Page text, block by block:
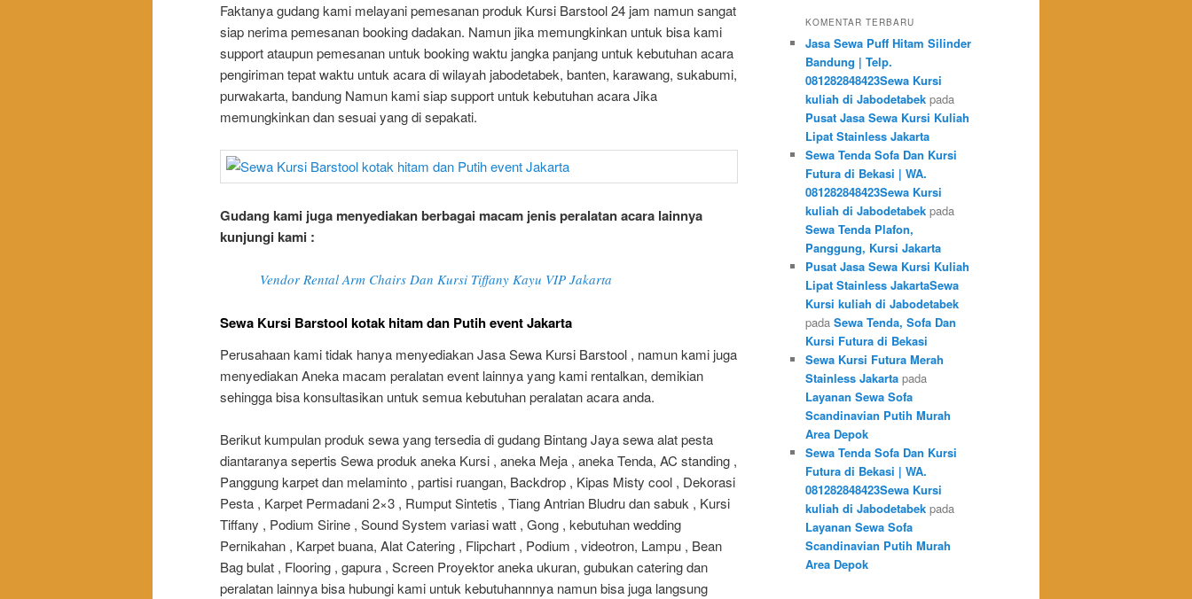
Faktanya gudang kami melayani pemesanan produk Kursi Barstool 24 jam namun sangat
siap nerima pemesanan booking dadakan. Namun jika memungkinkan untuk bisa kami
support ataupun pemesanan untuk booking waktu jangka panjang untuk kebutuhan acara
pengiriman tepat waktu untuk acara di wilayah jabodetabek, banten, karawang, sukabumi,
purwakarta, bandung Namun kami siap support untuk kebutuhan acara Jika
memungkinkan dan sesuai yang di sepakati.
Gudang kami juga menyediakan berbagai macam jenis peralatan acara lainnya
kunjungi kami :
Vendor Rental Arm Chairs Dan Kursi Tiffany Kayu VIP Jakarta
Sewa Kursi Barstool kotak hitam dan Putih event Jakarta
Perusahaan kami tidak hanya menyediakan Jasa Sewa Kursi Barstool , namun kami juga
menyediakan Aneka macam peralatan event lainnya yang kami rentalkan, demikian
sehingga bisa konsultasikan untuk semua kebutuhan peralatan acara anda.
Berikut kumpulan produk sewa yang tersedia di gudang Bintang Jaya sewa alat pesta
diantaranya sepertis Sewa produk aneka Kursi , aneka Meja , aneka Tenda, AC standing ,
Panggung karpet dan melaminto , partisi ruangan, Backdrop , Kipas Misty cool , Dekorasi
Pesta , Karpet Permadani 2×3 , Rumput Sintetis , Tiang Antrian Bludru dan sabuk , Kursi
Tiffany , Podium Sirine , Sound System variasi watt , Gong , kebutuhan wedding
Pernikahan , Karpet buana, Alat Catering , Flipchart , Podium , videotron, Lampu , Bean
Bag bulat , Flooring , gapura , Screen Proyektor aneka ukuran, gubukan catering dan
peralatan lainnya bisa hubungi kami untuk kebutuhannnya namun bisa juga langsung
KOMENTAR TERBARU
Jasa Sewa Puff Hitam Silinder
Bandung | Telp.
081282848423Sewa Kursi
kuliah di Jabodetabek pada
Pusat Jasa Sewa Kursi Kuliah
Lipat Stainless Jakarta
Sewa Tenda Sofa Dan Kursi
Futura di Bekasi | WA.
081282848423Sewa Kursi
kuliah di Jabodetabek pada
Sewa Tenda Plafon,
Panggung, Kursi Jakarta
Pusat Jasa Sewa Kursi Kuliah
Lipat Stainless JakartaSewa
Kursi kuliah di Jabodetabek
pada Sewa Tenda, Sofa Dan
Kursi Futura di Bekasi
Sewa Kursi Futura Merah
Stainless Jakarta pada
Layanan Sewa Sofa
Scandinavian Putih Murah
Area Depok
Sewa Tenda Sofa Dan Kursi
Futura di Bekasi | WA.
081282848423Sewa Kursi
kuliah di Jabodetabek pada
Layanan Sewa Sofa
Scandinavian Putih Murah
Area Depok